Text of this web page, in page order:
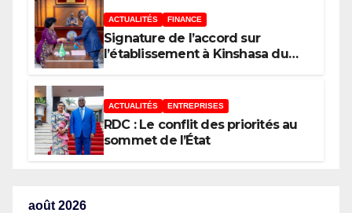
ACTUALITÉS FINANCE
Signature de l’accord sur
l’établissement à Kinshasa du
africaine–Nouveau Partenariat
pour le développement de
l’Afrique (AUDA-NEPAD)
ACTUALITÉS ENTREPRISES
RDC : Le conflit des priorités au
sommet de l’État
août 2026